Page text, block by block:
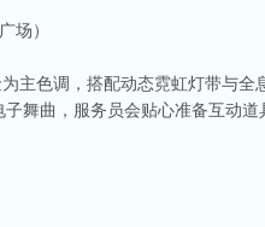
场）
主色调，搭配动态霓虹灯带与
舞曲，服务员会贴心准备互动